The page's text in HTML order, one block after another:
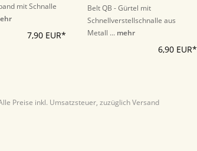
mit Schnalle
7,90 EUR*
Belt QB - Gürtel mit
Schnellverstellschnalle aus
Metall ... mehr
6,90 EUR*
Preise inkl. Umsatzsteuer, zuzüglich Versand